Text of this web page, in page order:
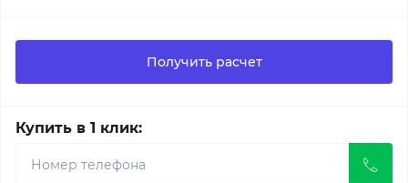
Получить расчет
Купить в 1 клик: